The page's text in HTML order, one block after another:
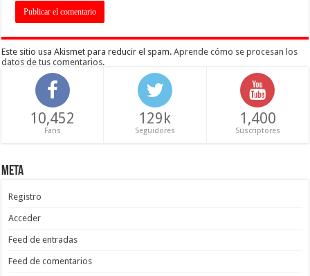
Este sitio usa Akismet para reducir el spam.Aprende cómo se procesan los
datos de tus comentarios.
10,452
Fans
129k
Seguidores
1,400
Suscriptores
Meta
Registro
Acceder
Feed de entradas
Feed de comentarios